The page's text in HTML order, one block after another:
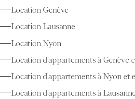
Location Genève
Location Lausanne
Location Nyon
Location d’appartements à Genève
Location d’appartements à Nyon et
Location d’appartements à